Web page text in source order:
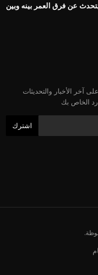
عن فرق العمر بينه وبين
آخر الأخبار والتحديثات
الخاص بك
اشترك